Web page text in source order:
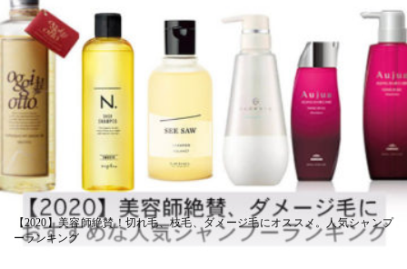
【2020】美容師絶賛！切れ毛、枝毛、ダメージ毛にオススメ。人気シャンプ
ーランキング